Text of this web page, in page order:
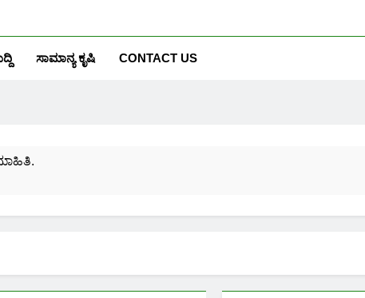
ಸಾಮಾನ್ಯ ಕೃಷಿ CONTACT US
ಪಂಚಾಯ್ತಿಯಲ್ಲೇ ಪಡೆಯಿರಿ!